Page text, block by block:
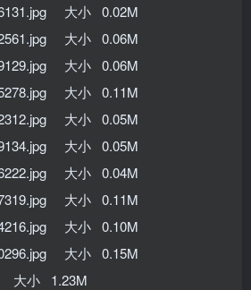
大小 0.02M
大小 0.06M
大小 0.06M
大小 0.11M
大小 0.05M
大小 0.05M
大小 0.04M
大小 0.11M
大小 0.10M
大小 0.15M
大小 1.23M